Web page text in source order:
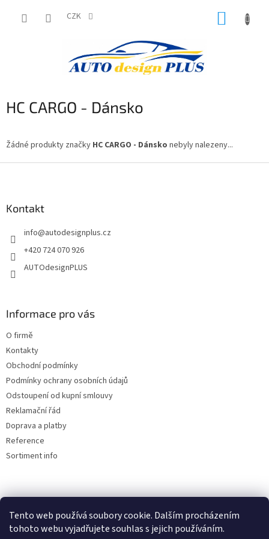
Tento web používá soubory cookie. Dalším procházením
tohoto webu vyjadřujete souhlas s jejich používáním.
CZK
HC CARGO - Dánsko
Žádné produkty značky HC CARGO - Dánsko nebyly nalezeny...
Kontakt
info@autodesignplus.cz
+420 724 070 926
AUTOdesignPLUS
Informace pro vás
O firmě
Kontakty
Obchodní podmínky
Podmínky ochrany osobních údajů
Odstoupení od kupní smlouvy
Reklamační řád
Doprava a platby
Reference
Sortiment info
Reklamační řád